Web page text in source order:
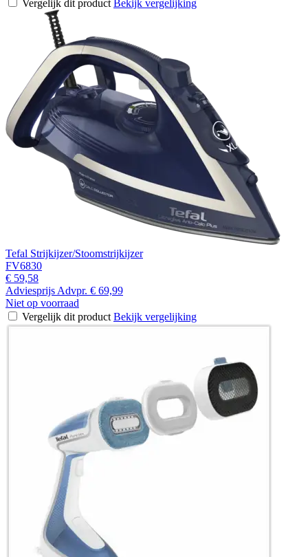
Vergelijk dit product Bekijk vergelijking
Tefal Strijkijzer/Stoomstrijkijzer
FV6830
€ 59,58
Adviesprijs Advpr. € 69,99
Niet op voorraad
Vergelijk dit product Bekijk vergelijking